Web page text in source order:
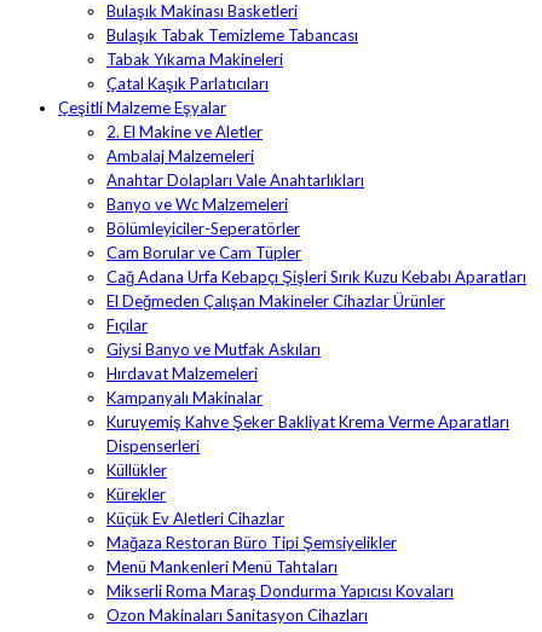
Bulaşık Makinası Basketleri
Bulaşık Tabak Temizleme Tabancası
Tabak Yıkama Makineleri
Çatal Kaşık Parlatıcıları
Çeşitli Malzeme Eşyalar
2. El Makine ve Aletler
Ambalaj Malzemeleri
Anahtar Dolapları Vale Anahtarlıkları
Banyo ve Wc Malzemeleri
Bölümleyiciler-Seperatörler
Cam Borular ve Cam Tüpler
Cağ Adana Urfa Kebapçı Şişleri Sırık Kuzu Kebabı Aparatları
El Değmeden Çalışan Makineler Cihazlar Ürünler
Fıçılar
Giysi Banyo ve Mutfak Askıları
Hırdavat Malzemeleri
Kampanyalı Makinalar
Kuruyemiş Kahve Şeker Bakliyat Krema Verme Aparatları
Dispenserleri
Küllükler
Kürekler
Küçük Ev Aletleri Cihazlar
Mağaza Restoran Büro Tipi Şemsiyelikler
Menü Mankenleri Menü Tahtaları
Mikserli Roma Maraş Dondurma Yapıcısı Kovaları
Ozon Makinaları Sanitasyon Cihazları